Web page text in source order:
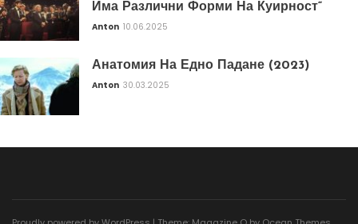
Има Различни Форми На Куирност“
Anton 10.06.2025
Анатомия На Едно Падане (2023)
Anton 30.03.2025